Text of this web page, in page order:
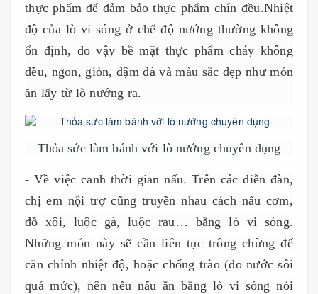
thực phẩm để đảm bảo thực phẩm chín đều.Nhiệt
độ của lò vi sóng ở chế độ nướng thường không
ổn định, do vậy bề mặt thực phẩm cháy không
đều, ngon, giòn, đậm đà và màu sắc đẹp như món
ăn lấy từ lò nướng ra.
Thỏa sức làm bánh với lò nướng chuyên dụng
- Về việc canh thời gian nấu. Trên các diễn đàn,
chị em nội trợ cũng truyền nhau cách nấu cơm,
đồ xôi, luộc gà, luộc rau… bằng lò vi sóng.
Những món này sẽ cần liên tục trông chừng để
căn chỉnh nhiệt độ, hoặc chống trào (do nước sôi
quá mức), nên nếu nấu ăn bằng lò vi sóng nói